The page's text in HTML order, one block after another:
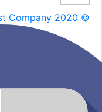
Company 2020 ©